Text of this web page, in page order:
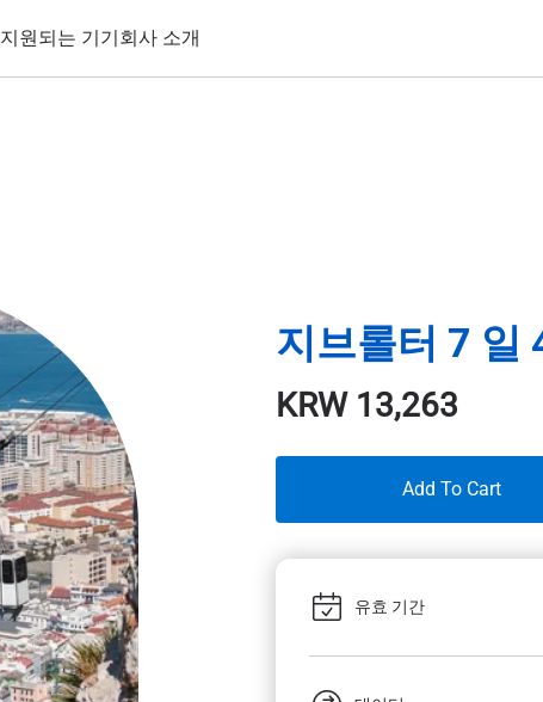
지원되는 기기회사 소개
지브롤터 7 일
KRW13,263
Add To Cart
유효 기간